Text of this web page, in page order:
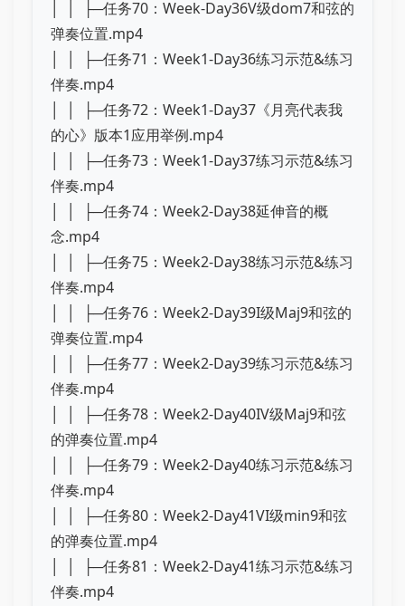
│ │ ├─任务70：Week-Day36V级dom7和弦的
弹奏位置.mp4
│ │ ├─任务71：Week1-Day36练习示范&练习
伴奏.mp4
│ │ ├─任务72：Week1-Day37《月亮代表我
的心》版本1应用举例.mp4
│ │ ├─任务73：Week1-Day37练习示范&练习
伴奏.mp4
│ │ ├─任务74：Week2-Day38延伸音的概
念.mp4
│ │ ├─任务75：Week2-Day38练习示范&练习
伴奏.mp4
│ │ ├─任务76：Week2-Day39I级Maj9和弦的
弹奏位置.mp4
│ │ ├─任务77：Week2-Day39练习示范&练习
伴奏.mp4
│ │ ├─任务78：Week2-Day40IV级Maj9和弦
的弹奏位置.mp4
│ │ ├─任务79：Week2-Day40练习示范&练习
伴奏.mp4
│ │ ├─任务80：Week2-Day41VI级min9和弦
的弹奏位置.mp4
│ │ ├─任务81：Week2-Day41练习示范&练习
伴奏.mp4